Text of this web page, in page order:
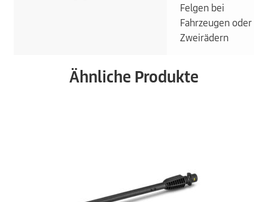
Felgen bei
Fahrzeugen oder
Zweirädern
Ähnliche Produkte